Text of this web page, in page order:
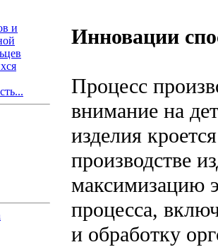
и
Инновации
Процесс
внимание на
изделия
производстве
максимизацию
процесса,
и обработку